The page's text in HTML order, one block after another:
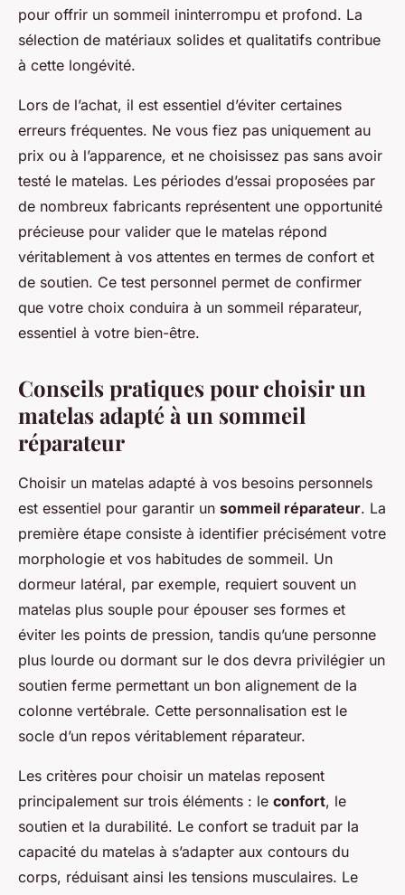
pour offrir un sommeil ininterrompu et profond. La
sélection de matériaux solides et qualitatifs contribue
à cette longévité.
Lors de l’achat, il est essentiel d’éviter certaines
erreurs fréquentes. Ne vous fiez pas uniquement au
prix ou à l’apparence, et ne choisissez pas sans avoir
testé le matelas. Les périodes d’essai proposées par
de nombreux fabricants représentent une opportunité
précieuse pour valider que le matelas répond
véritablement à vos attentes en termes de confort et
de soutien. Ce test personnel permet de confirmer
que votre choix conduira à un sommeil réparateur,
essentiel à votre bien-être.
Conseils pratiques pour choisir un
matelas adapté à un sommeil
réparateur
Choisir un matelas adapté à vos besoins personnels
est essentiel pour garantir un sommeil réparateur. La
première étape consiste à identifier précisément votre
morphologie et vos habitudes de sommeil. Un
dormeur latéral, par exemple, requiert souvent un
matelas plus souple pour épouser ses formes et
éviter les points de pression, tandis qu’une personne
plus lourde ou dormant sur le dos devra privilégier un
soutien ferme permettant un bon alignement de la
colonne vertébrale. Cette personnalisation est le
socle d’un repos véritablement réparateur.
Les critères pour choisir un matelas reposent
principalement sur trois éléments : le confort, le
soutien et la durabilité. Le confort se traduit par la
capacité du matelas à s’adapter aux contours du
corps, réduisant ainsi les tensions musculaires. Le